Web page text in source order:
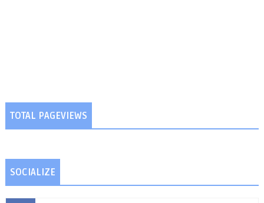
TOTAL PAGEVIEWS
SOCIALIZE